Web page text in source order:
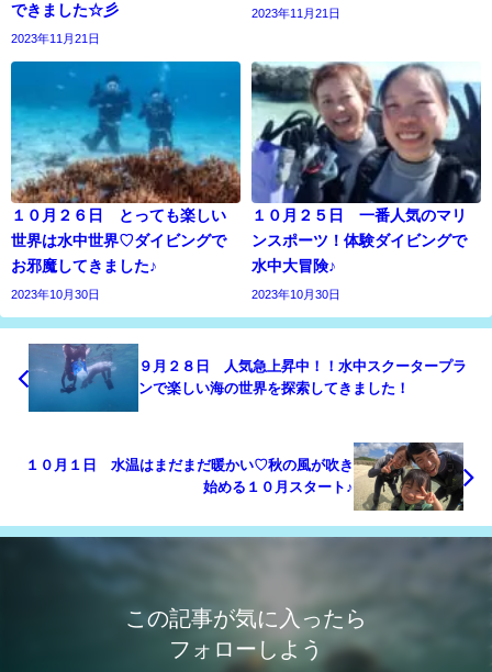
できました☆彡
2023年11月21日
2023年11月21日
１０月２６日 とっても楽しい
世界は水中世界♡ダイビングで
お邪魔してきました♪
2023年10月30日
１０月２５日 一番人気のマリ
ンスポーツ！体験ダイビングで
水中大冒険♪
2023年10月30日
９月２８日 人気急上昇中！！水中スクータープラ
ンで楽しい海の世界を探索してきました！
１０月１日 水温はまだまだ暖かい♡秋の風が吹き
始める１０月スタート♪
この記事が気に入ったら
フォローしよう